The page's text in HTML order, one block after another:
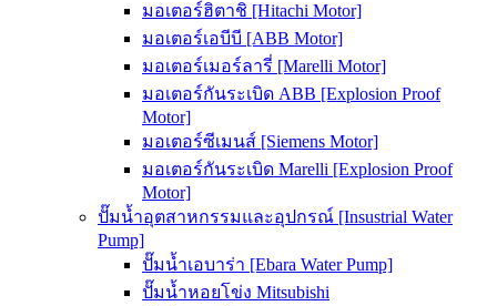
มอเตอร์ฮิตาชิ [Hitachi Motor]
มอเตอร์เอบีบี [ABB Motor]
มอเตอร์เมอร์ลารี่ [Marelli Motor]
มอเตอร์กันระเบิด ABB [Explosion Proof
Motor]
มอเตอร์ซีเมนส์ [Siemens Motor]
มอเตอร์กันระเบิด Marelli [Explosion Proof
Motor]
ปั๊มน้ำอุตสาหกรรมและอุปกรณ์ [Insustrial Water
Pump]
ปั๊มน้ำเอบาร่า [Ebara Water Pump]
ปั๊มน้ำหอยโข่ง Mitsubishi